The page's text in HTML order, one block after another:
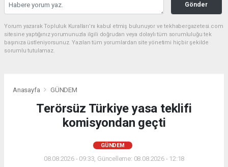
Gönder
Yorum yazarak Topluluk Kuralları’nı kabul etmiş bulunuyor ve tekhabergazetesi.com
sitesine yaptığınız yorumunuzla ilgili doğrudan veya dolaylı tüm sorumluluğu tek
başınıza üstleniyorsunuz. Yazılan tüm yorumlardan site yönetimi hiçbir şekilde
sorumlu tutulamaz.
Anasayfa GÜNDEM
Terörsüz Türkiye yasa teklifi
komisyondan geçti
GÜNDEM
08.08.2026 - 09:33, Güncelleme: 08.08.2026 - 12:18